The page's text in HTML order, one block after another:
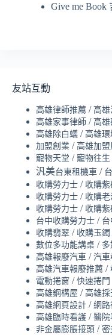
Give me Book
友站互動
高雄律師推薦 / 高
高雄家事律師 / 高
高雄除白蟻 / 高雄
加盟創業 / 高雄加盟
寵物天堂 / 寵物往生
汎美台東租機車 /
收購勞力士 / 收購紫
收購勞力士 / 收購老
收購勞力士 / 收購紫
台中收購勞力士 /
收購翡翠 / 收購玉鐲
數位多功能講桌 /
高雄報廢汽車 / 汽車
高雄汽車報廢推薦 /
電動捲窗 / 快速捲門
高雄鋼構屋 / 高雄
高雄網頁設計 / 網路
高雄臨時看護 / 醫院
非金屬膨脹接頭 / 密